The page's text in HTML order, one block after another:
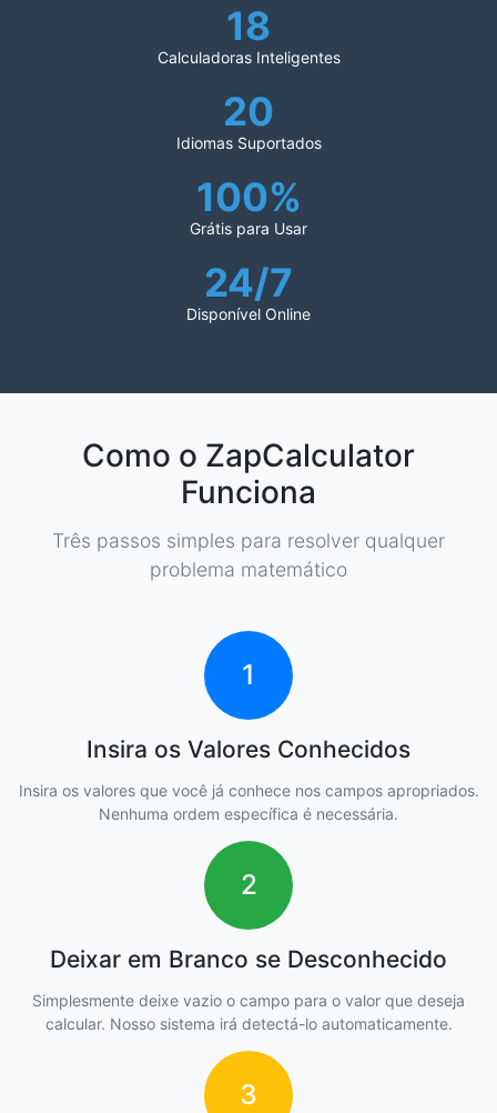
18
Calculadoras Inteligentes
20
Idiomas Suportados
100%
Grátis para Usar
24/7
Disponível Online
Como o ZapCalculator
Funciona
Três passos simples para resolver qualquer
problema matemático
1
Insira os Valores Conhecidos
Insira os valores que você já conhece nos campos apropriados.
Nenhuma ordem específica é necessária.
2
Deixar em Branco se Desconhecido
Simplesmente deixe vazio o campo para o valor que deseja
calcular. Nosso sistema irá detectá-lo automaticamente.
3